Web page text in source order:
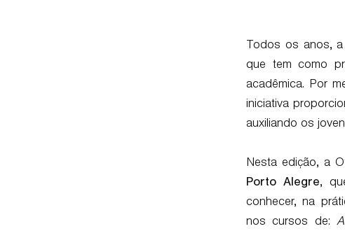
Todos os anos,
que tem como
acadêmica. Por
iniciativa
auxiliando os
Nesta edição, a
Porto Alegre,
conhecer, na
nos cursos de: